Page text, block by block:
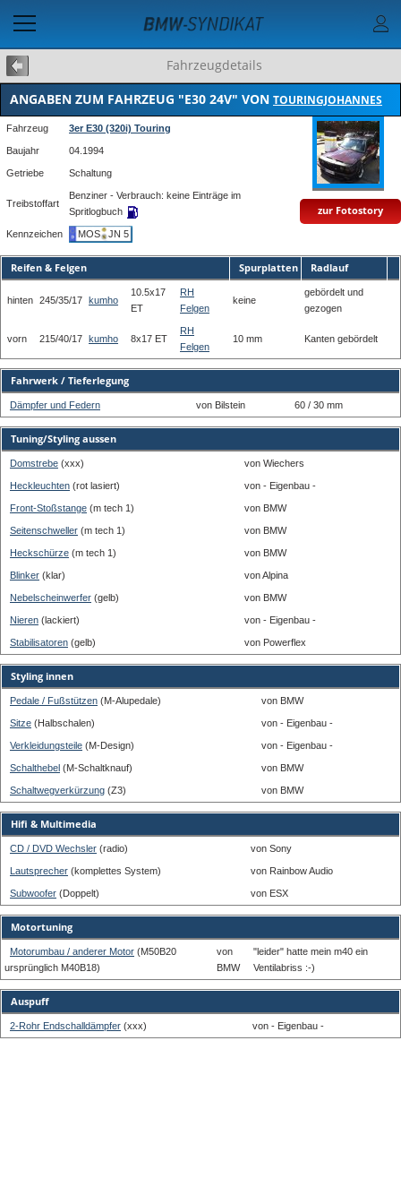
Fahrzeugdetails
ANGABEN ZUM FAHRZEUG "E30 24V" VON TOURINGJOHANNES
Fahrzeug 3er E30 (320i) Touring
Baujahr 04.1994
Getriebe Schaltung
Treibstoffart
Benziner - Verbrauch: keine Einträge im
Spritlogbuch
Kennzeichen MOS JN 5
zur Fotostory
Reifen & Felgen Spurplatten Radlauf
hinten 245/35/17 kumho
10.5x17
ET
RH
Felgen
keine
gebördelt und
gezogen
vorn 215/40/17 kumho 8x17 ET
RH
Felgen
10 mm Kanten gebördelt
Fahrwerk / Tieferlegung
Dämpfer und Federn von Bilstein 60 / 30 mm
Tuning/Styling aussen
Domstrebe (xxx) von Wiechers
Heckleuchten (rot lasiert) von - Eigenbau -
Front-Stoßstange (m tech 1) von BMW
Seitenschweller (m tech 1) von BMW
Heckschürze (m tech 1) von BMW
Blinker (klar) von Alpina
Nebelscheinwerfer (gelb) von BMW
Nieren (lackiert) von - Eigenbau -
Stabilisatoren (gelb) von Powerflex
Styling innen
Pedale / Fußstützen (M-Alupedale) von BMW
Sitze (Halbschalen) von - Eigenbau -
Verkleidungsteile (M-Design) von - Eigenbau -
Schalthebel (M-Schaltknauf) von BMW
Schaltwegverkürzung (Z3) von BMW
Hifi & Multimedia
CD / DVD Wechsler (radio) von Sony
Lautsprecher (komplettes System) von Rainbow Audio
Subwoofer (Doppelt) von ESX
Motortuning
Motorumbau / anderer Motor (M50B20
ursprünglich M40B18)
von
BMW
"leider" hatte mein m40 ein
Ventilabriss :-)
Auspuff
2-Rohr Endschalldämpfer (xxx) von - Eigenbau -